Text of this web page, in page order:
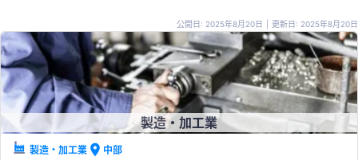
公開日: 2025年8月20日 更新日: 2025年8月20日
製造・加工業
製造・加工業 中部